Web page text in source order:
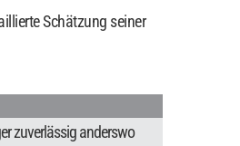
Schätzung seiner
zuverlässig anderswo